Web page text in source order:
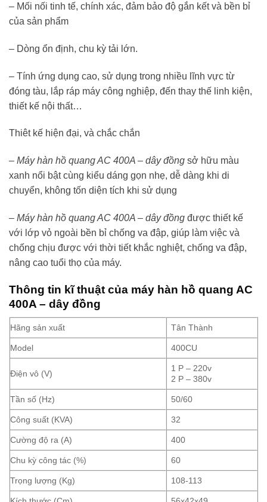
– Mối nối tinh tế, chính xác, đảm bảo độ gắn kết và bền bỉ
của sản phẩm
– Dòng ổn định, chu kỳ tải lớn.
– Tính ứng dụng cao, sử dụng trong nhiều lĩnh vực từ
đóng tàu, lắp ráp máy công nghiệp, đến thay thế linh kiện,
thiết kế nội thất…
Thiêt kế hiện đại, và chắc chắn
– Máy hàn hồ quang AC 400A – dây đồng sở hữu màu
xanh nổi bật cùng kiểu dáng gọn nhẹ, dễ dàng khi di
chuyển, không tốn diện tích khi sử dụng
– Máy hàn hồ quang AC 400A – dây đồng được thiết kế
với lớp vỏ ngoài bền bỉ chống va đập, giúp làm việc và
chống chịu được với thời tiết khắc nghiệt, chống va đập,
nâng cao tuổi thọ của máy.
Thông tin kĩ thuật của máy hàn hồ quang AC
400A – dây đồng
Hãng sản xuất Tân Thành
Model 400CU
Điện vô (V)
1 P – 220v
2 P – 380v
Tần số (Hz) 50/60
Công suất (KVA) 32
Cường độ ra (A) 400
Chu kỳ công tác (%) 60
Trọng lượng (Kg) 108-113